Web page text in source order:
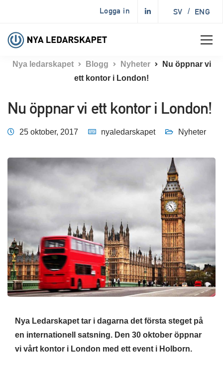
Logga in SV / ENG
Nya ledarskapet Blogg Nyheter
Nu öppnar vi
ett kontor i London!
Nu öppnar vi ett kontor i London!
25 oktober, 2017 nyaledarskapet Nyheter
Nya Ledarskapet tar i dagarna det första steget på
en internationell satsning. Den 30 oktober öppnar
vi vårt kontor i London med ett event i Holborn.